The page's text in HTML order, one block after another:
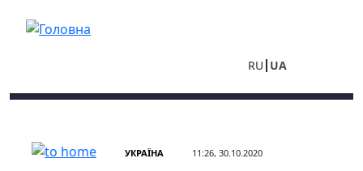
RU UA
УКРАЇНА 11:26, 30.10.2020